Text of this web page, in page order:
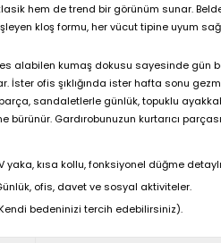
hem de trend bir görünüm sunar.
kloş formu, her vücut tipine uyum
alabilen kumaş dokusu sayesinde gün
İster ofis şıklığında ister hafta sonu
sandaletlerle günlük, topuklu
bürünür. Gardırobunuzun kurtarıcı
yaka, kısa kollu, fonksiyonel düğme
ofis, davet ve sosyal aktiviteler.
bedeninizi tercih edebilirsiniz).